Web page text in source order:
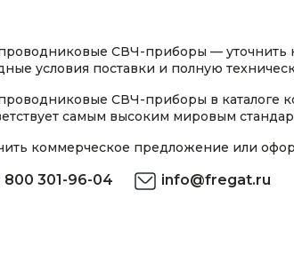
СВЧ-приборы — уточнить
условия поставки и полную
СВЧ-приборы в каталоге
самым высоким мировым
коммерческое предложение или
800 301-96-04 info@fregat.ru